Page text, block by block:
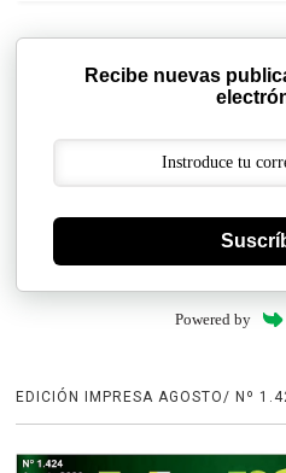
Recibe nuevas
Powered by
EDICIÓN IMPRESA AGOSTO/ Nº